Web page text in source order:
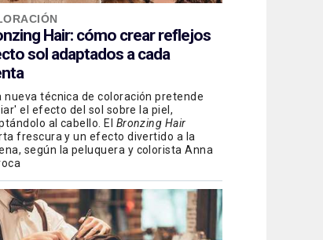
Hair: cómo crear reflejos
sol adaptados a cada
nueva técnica de coloración pretende
el efecto del sol sobre la piel,
al cabello. El Bronzing Hair
frescura y un efecto divertido a la
según la peluquera y colorista Anna